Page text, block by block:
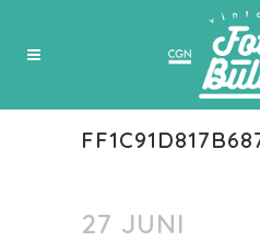
27 JUNI